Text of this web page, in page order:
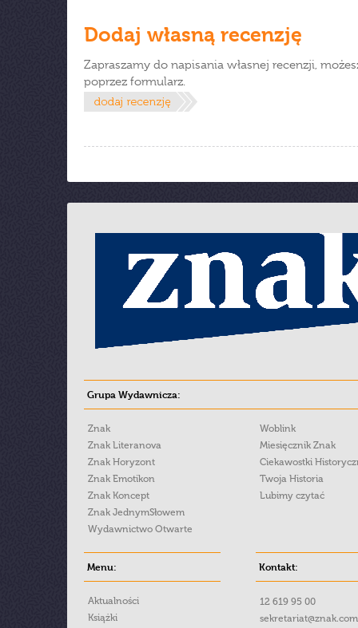
Dodaj własną recenzję
Zapraszamy do napisania własnej recenzji,
poprzez formularz.
Grupa Wydawnicza:
Znak
Znak Literanova
Znak Horyzont
Znak Emotikon
Znak Koncept
Znak JednymSłowem
Wydawnictwo Otwarte
Woblink
Miesięcznik Znak
Ciekawostki
Twoja Historia
Lubimy czytać
Menu:
Aktualności
Książki
Kontakt:
12 619 95 00